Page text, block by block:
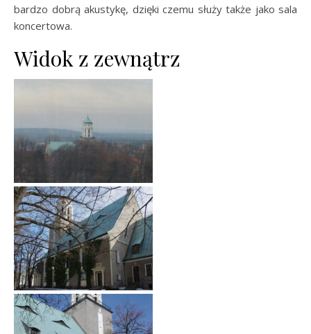
bardzo dobrą akustykę, dzięki czemu służy także jako sala
koncertowa.
Widok z zewnątrz